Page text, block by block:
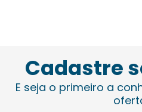
Cadastre
E seja o primeiro a